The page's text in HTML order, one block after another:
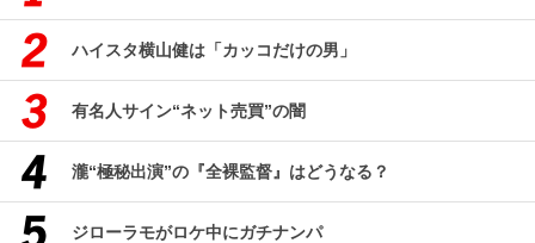
ハイスタ横山健は「カッコだけの男」
有名人サイン“ネット売買”の闇
瀧“極秘出演”の『全裸監督』はどうなる？
ジローラモがロケ中にガチナンパ